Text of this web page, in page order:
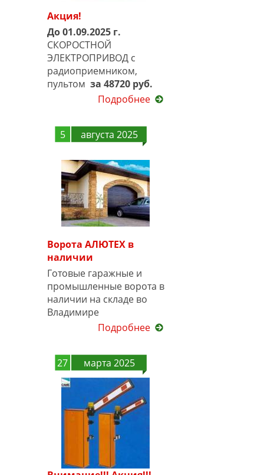
Акция!
До 01.09.2025 г.
СКОРОСТНОЙ
ЭЛЕКТРОПРИВОД с
радиоприемником,
пультом за 48720 руб.
Подробнее
5 августа 2025
Ворота АЛЮТЕХ в
наличии
Готовые гаражные и
промышленные ворота в
наличии на складе во
Владимире
Подробнее
27 марта 2025